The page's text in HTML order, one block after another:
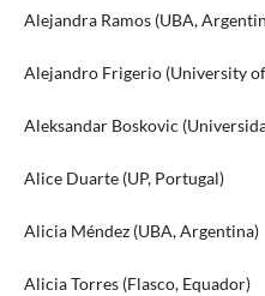
Alejandra Ramos (UBA,
Alejandro Frigerio (University
Aleksandar Boskovic
Alice Duarte (UP, Portugal)
Alicia Méndez (UBA, Argentina)
Alicia Torres (Flasco, Equador)